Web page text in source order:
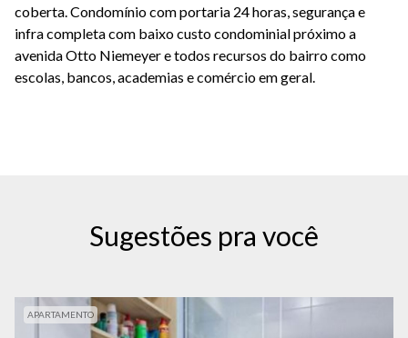
coberta. Condomínio com portaria 24 horas, segurança e
infra completa com baixo custo condominial próximo a
avenida Otto Niemeyer e todos recursos do bairro como
escolas, bancos, academias e comércio em geral.
Sugestões pra você
APARTAMENTO